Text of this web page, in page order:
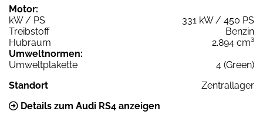
Motor:
kW / PS
331 kW / 450 PS
Treibstoff
Benzin
Hubraum
2.894 cm³
Umweltnormen:
Umweltplakette
4 (Green)
Standort
Zentrallager
Details zum Audi RS4 anzeigen